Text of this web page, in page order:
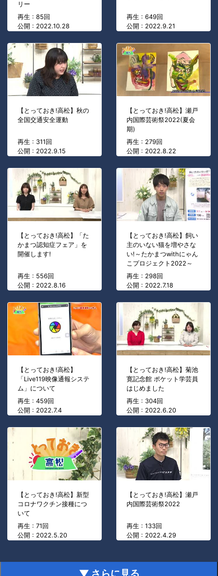
リー
再生 : 85回
公開 : 2022.10.28
再生 : 649回
公開 : 2022.9.21
【とっておき!高松】秋の
全国交通安全運動
再生 : 311回
公開 : 2022.9.15
【とっておき!高松】瀬戸
内国際芸術祭2022(夏会
期)
再生 : 279回
公開 : 2022.8.22
【とっておき!高松】「た
かまつ認知症フェア」を
開催します!
再生 : 556回
公開 : 2022.8.16
【とっておき!高松】飼い
主のいない猫を増やさな
い!～たかまつwithにゃん
こプロジェクト2022～
再生 : 298回
公開 : 2022.7.18
【とっておき!高松】
「Live119映像通報システ
ム」について
再生 : 459回
公開 : 2022.7.4
【とっておき!高松】菊池
寛記念館 ポケット学芸員
はじめました
再生 : 304回
公開 : 2022.6.20
【とっておき!高松】新型
コロナワクチン接種につ
いて
再生 : 71回
公開 : 2022.5.20
【とっておき!高松】瀬戸
内国際芸術祭2022
再生 : 133回
公開 : 2022.4.29
▼ さらに見る